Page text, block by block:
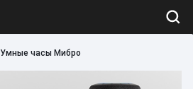
Умные часы Мибро